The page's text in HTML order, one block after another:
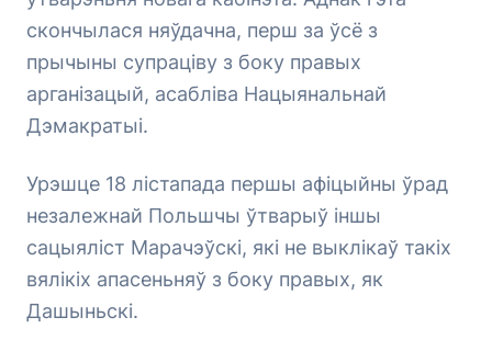
скончылася няўдачна, перш за ўсё з
прычыны супраціву з боку правых
арганізацый, асабліва Нацыянальнай
Дэмакратыі.
Урэшце 18 лістапада першы афіцыйны ўрад
незалежнай Польшчы ўтварыў іншы
сацыяліст Марачэўскі, які не выклікаў такіх
вялікіх апасеньняў з боку правых, як
Дашыньскі.